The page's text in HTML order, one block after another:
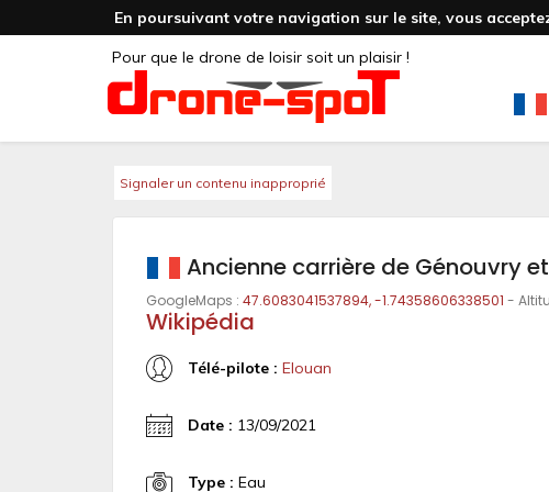
En poursuivant votre navigation sur le site, vous
Pour que le drone de loisir soit un plaisir !
Signaler un contenu inapproprié
Ancienne carrière de Génouvry
GoogleMaps : 47.6083041537894, -1.74358606338501 -
Wikipédia
Télé-pilote : Elouan
Date : 13/09/2021
Type : Eau